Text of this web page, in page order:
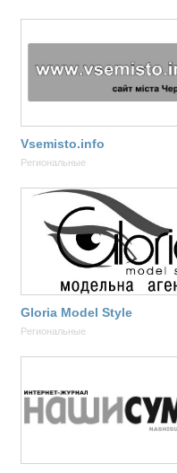
Vsemisto.info
Региональные
Gloria Model Style
Региональные